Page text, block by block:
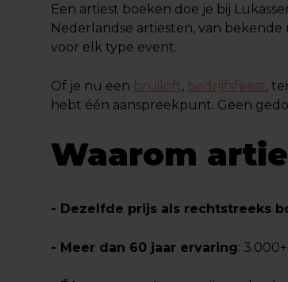
Een artiest boeken doe je bij
Nederlandse artiesten, van
voor elk type event.
Of je nu een bruiloft, bedrijfsfeest,
hebt één aanspreekpunt. Geen
Waarom
- Dezelfde prijs als rechtstreeks
- Meer dan 60 jaar ervaring: